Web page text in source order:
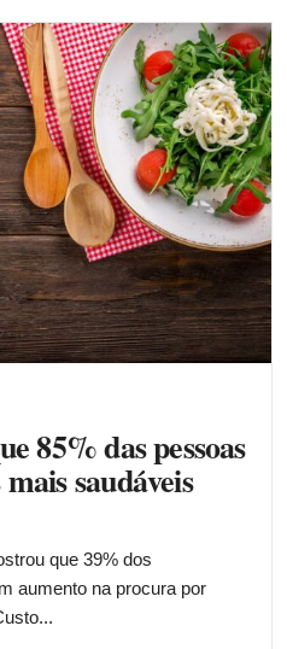
85% das pessoas
saudáveis
que 39% dos
aumento na procura por